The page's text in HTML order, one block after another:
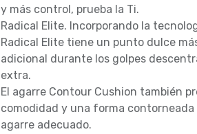
y más control, prueba la Ti.
Radical Elite. Incorporando la
Radical Elite tiene un punto dulce
adicional durante los golpes
extra.
El agarre Contour Cushion también
comodidad y una forma
agarre adecuado.